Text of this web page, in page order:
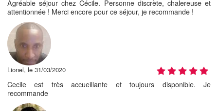
Agréable séjour chez Cécile. Personne discrète, chalereuse et
attentionnée ! Merci encore pour ce séjour, je recommande !
Lionel, le 31/03/2020
Cecile est très accueillante et toujours disponible. Je
recommande